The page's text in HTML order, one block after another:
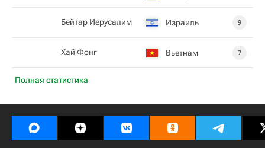
Полная статистика
Бейтар Иерусалим Израиль 9
Хай Фонг Вьетнам 7